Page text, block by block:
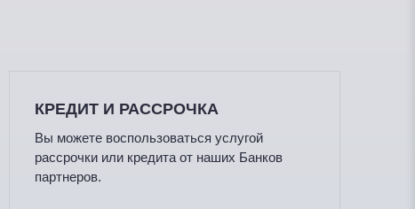
КРЕДИТ И РАССРОЧКА
Вы можете воспользоваться услугой
рассрочки или кредита от наших Банков
партнеров.